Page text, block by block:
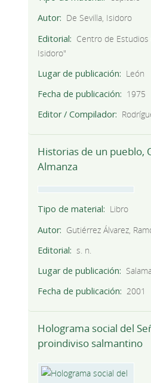
Autor
De Sevilla, Isidoro
Editorial
Centro de Estudios
Isidoro"
Lugar de publicación
León
Fecha de publicación
1975
Editor / Compilador
Historias de un pueblo,
Almanza
Tipo de material
Libro
Autor
Gutiérrez Álvarez,
Editorial
s. n.
Lugar de publicación
Fecha de publicación
2001
Holograma social del
proindiviso salmantino